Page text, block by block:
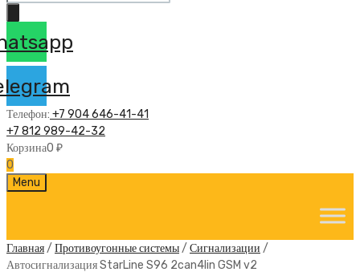
товаров
Телефон: +7 904 646-41-41
+7 812 989-42-32
Корзина0 ₽
0
Skip
Menu
Главная/ Противоугонные системы/ Сигнализации /
Автосигнализация StarLine S96 2can4lin GSM v2